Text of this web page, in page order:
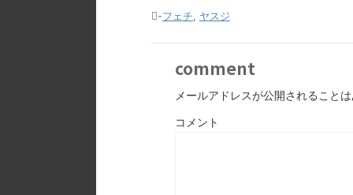
-フェチ, ヤスジ
comment
メールアドレスが公開されること
コメント